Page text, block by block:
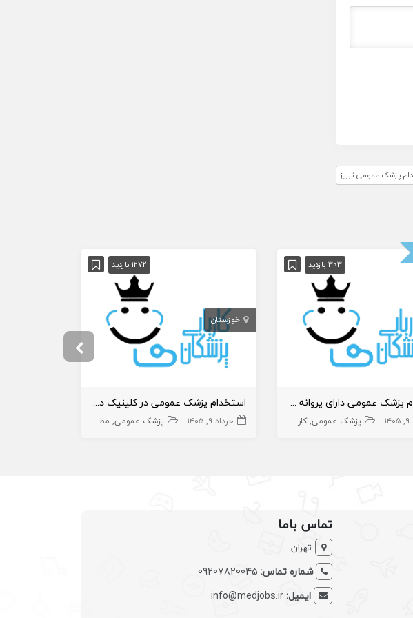
پزشک عمومی تبریز
303 بازدید
استخدام پزشک عمومی دارای پروانه شهرقدس
پزشک عمومی کارجو
1272 بازدید
خوزستان
استخدام پزشک عمومی در کلینیک درمانی
خرداد ۹, ۱۴۰۵ پزشک عمومی مطب
تماس باما
تهران
شماره تماس: 09207820045
ایمیل:info@medjobs.ir